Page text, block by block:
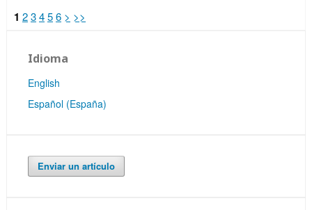
1 23456 > >>
Idioma
English
Español (España)
Enviar un artículo